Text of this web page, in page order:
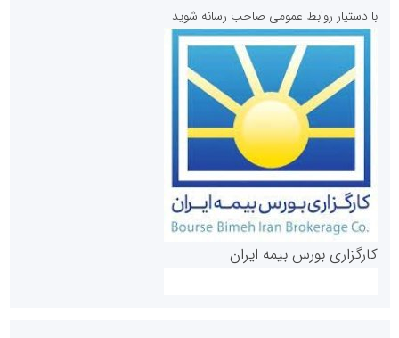
روابط عمومی خبرگزاری گزارش خبر
با دستیار روابط عمومی صاحب رسانه شوید
کارگزاری بورس بیمه ایران